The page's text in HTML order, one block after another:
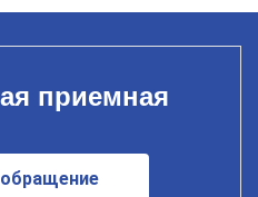
приемная